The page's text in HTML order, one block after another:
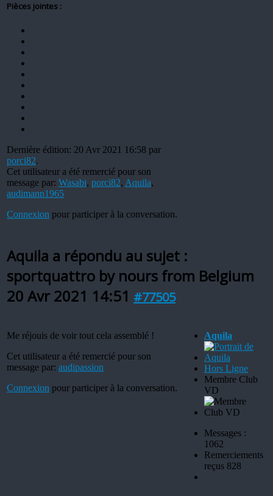
Pièces jointes :
Dernière édition: 20 Avr 2021 16:58 par
porci82.
Cet utilisateur a été remercié pour son
message par: Wasabi, porci82, Aquila,
audimann1965
Connexion pour participer à la conversation.
Aquila a répondu au sujet :
sportquattro by nours from Belgium
20 Avr 2021 14:51 #77505
Me réjouis de voir tout cela assemblé !
Cet utilisateur a été remercié pour son
message par: audipassion
Connexion pour participer à la conversation.
Aquila
Hors Ligne
Membre Club
VD
Messages :
1062
Remerciements
reçus 828